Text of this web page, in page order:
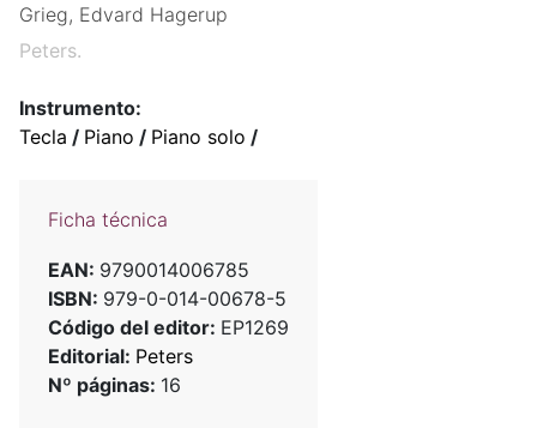
Grieg, Edvard Hagerup
Peters.
Instrumento:
Tecla / Piano / Piano solo /
Ficha técnica
EAN: 9790014006785
ISBN: 979-0-014-00678-5
Código del editor: EP1269
Editorial: Peters
Nº páginas: 16